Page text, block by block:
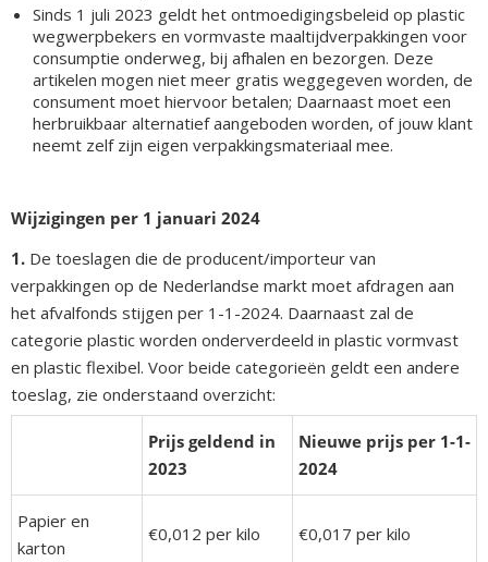
Sinds 1 juli 2023 geldt het ontmoedigingsbeleid op plastic
wegwerpbekers en vormvaste maaltijdverpakkingen voor
consumptie onderweg, bij afhalen en bezorgen. Deze
artikelen mogen niet meer gratis weggegeven worden, de
consument moet hiervoor betalen; Daarnaast moet een
herbruikbaar alternatief aangeboden worden, of jouw klant
neemt zelf zijn eigen verpakkingsmateriaal mee.
Wijzigingen per 1 januari 2024
1. De toeslagen die de producent/importeur van
verpakkingen op de Nederlandse markt moet afdragen aan
het afvalfonds stijgen per 1-1-2024. Daarnaast zal de
categorie plastic worden onderverdeeld in plastic vormvast
en plastic flexibel. Voor beide categorieën geldt een andere
toeslag, zie onderstaand overzicht:
Prijs geldend in
2023
Nieuwe prijs per 1-1-
2024
Papier en
karton
€0,012 per kilo €0,017 per kilo